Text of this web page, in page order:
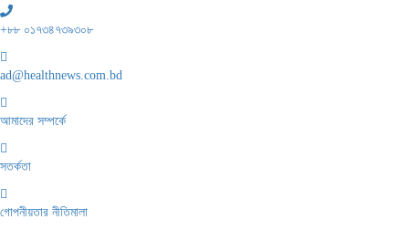
+৮৮ ০১৭৩৪৭৩৯৩০৮
ad@healthnews.com.bd
আমাদের সম্পর্কে
সতর্কতা
গোপনীয়তার নীতিমালা